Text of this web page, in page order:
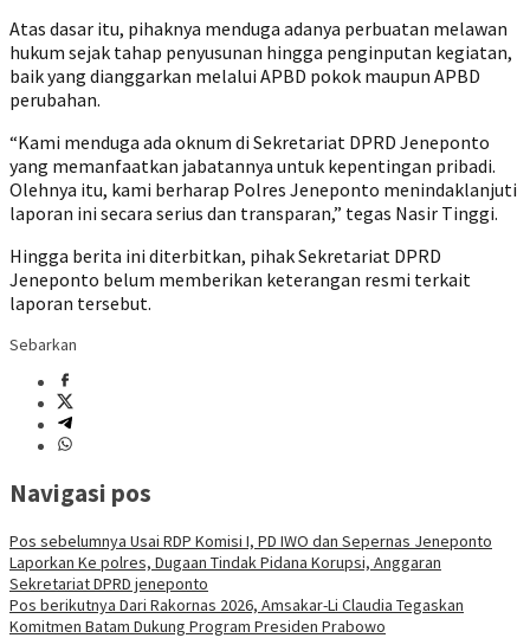
Atas dasar itu, pihaknya menduga adanya perbuatan melawan
hukum sejak tahap penyusunan hingga penginputan kegiatan,
baik yang dianggarkan melalui APBD pokok maupun APBD
perubahan.
“Kami menduga ada oknum di Sekretariat DPRD Jeneponto
yang memanfaatkan jabatannya untuk kepentingan pribadi.
Olehnya itu, kami berharap Polres Jeneponto menindaklanjuti
laporan ini secara serius dan transparan,” tegas Nasir Tinggi.
Hingga berita ini diterbitkan, pihak Sekretariat DPRD
Jeneponto belum memberikan keterangan resmi terkait
laporan tersebut.
Sebarkan
Navigasi pos
Pos sebelumnya Usai RDP Komisi I, PD IWO dan Sepernas Jeneponto
Laporkan Ke polres, Dugaan Tindak Pidana Korupsi, Anggaran
Sekretariat DPRD jeneponto
Pos berikutnya Dari Rakornas 2026, Amsakar-Li Claudia Tegaskan
Komitmen Batam Dukung Program Presiden Prabowo